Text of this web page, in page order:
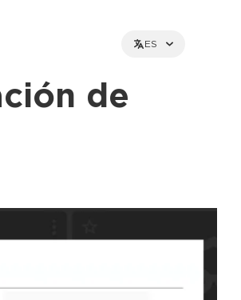
ES
de